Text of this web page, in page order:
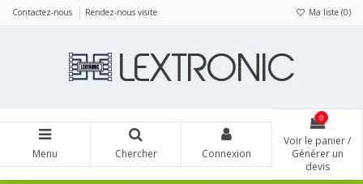
Contactez-nous Rendez-nous visite Ma liste (0)
Menu Chercher Connexion
0
Voir le panier /
Générer un
devis
Panneau de gestion des cookies